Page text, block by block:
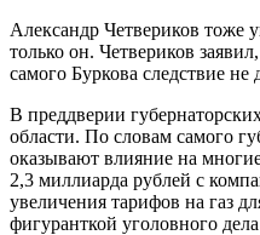
Александр Четвериков тоже
только он. Четвериков
самого Буркова следствие
В преддверии
области. По словам самого
оказывают влияние на
2,3 миллиарда рублей с
увеличения тарифов на газ
фигуранткой уголовного